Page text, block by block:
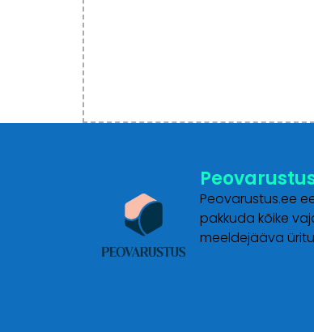
Peovarustus.ee
pakkuda kõike
meeldejääva